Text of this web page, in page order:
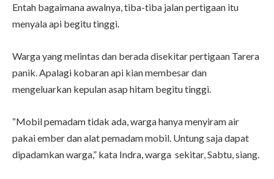
Entah bagaimana awalnya, tiba-tiba jalan pertigaan itu
menyala api begitu tinggi.
Warga yang melintas dan berada disekitar pertigaan Tarera
panik. Apalagi kobaran api kian membesar dan
mengeluarkan kepulan asap hitam begitu tinggi.
“Mobil pemadam tidak ada, warga hanya menyiram air
pakai ember dan alat pemadam mobil. Untung saja dapat
dipadamkan warga,” kata Indra, warga sekitar, Sabtu, siang.